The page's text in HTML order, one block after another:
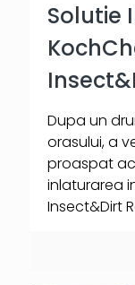
Solutie
Dupa un
orasului, a
proaspat
inlaturarea
Insect&Dirt